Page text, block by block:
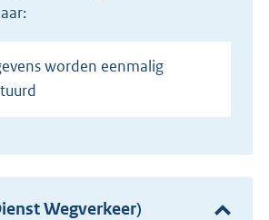
Wegverkeer)